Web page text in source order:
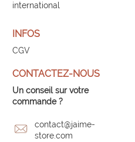
international
INFOS
CGV
CONTACTEZ-NOUS
Un conseil sur votre
commande ?
contact@jaime-
store.com